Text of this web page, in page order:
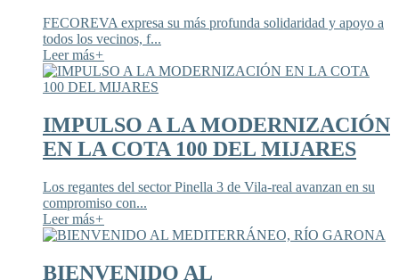
FECOREVA expresa su más profunda solidaridad y apoyo a
todos los vecinos, f...
Leer más+
IMPULSO A LA MODERNIZACIÓN
EN LA COTA 100 DEL MIJARES
Los regantes del sector Pinella 3 de Vila-real avanzan en su
compromiso con...
Leer más+
BIENVENIDO AL